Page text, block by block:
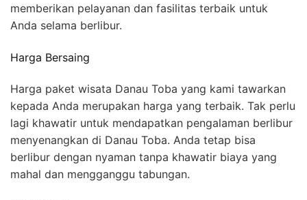
memberikan pelayanan dan fasilitas terbaik untuk
Anda selama berlibur.
Harga Bersaing
Harga paket wisata Danau Toba yang kami tawarkan
kepada Anda merupakan harga yang terbaik. Tak perlu
lagi khawatir untuk mendapatkan pengalaman berlibur
menyenangkan di Danau Toba. Anda tetap bisa
berlibur dengan nyaman tanpa khawatir biaya yang
mahal dan mengganggu tabungan.